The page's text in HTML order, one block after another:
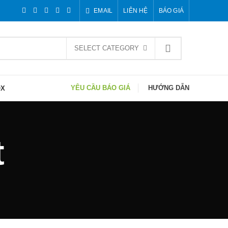
EMAIL LIÊN HỆ BÁO GIÁ
SELECT CATEGORY
YÊU CẦU BÁO GIÁ HƯỚNG DẪN